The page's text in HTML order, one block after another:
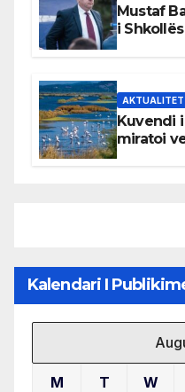
Mustaf
i
AKTUALITET
Kuvendi
miratoi
Kalendari I
M T W